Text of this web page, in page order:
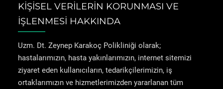
KİŞİSEL VERİLERİN KORUNMASI VE
İŞLENMESİ HAKKINDA
Uzm. Dt. Zeynep Karakoç Polikliniği olarak;
hastalarımızın, hasta yakınlarımızın, internet sitemizi
ziyaret eden kullanıcıların, tedarikçilerimizin, iş
ortaklarımızın ve hizmetlerimizden yararlanan tüm